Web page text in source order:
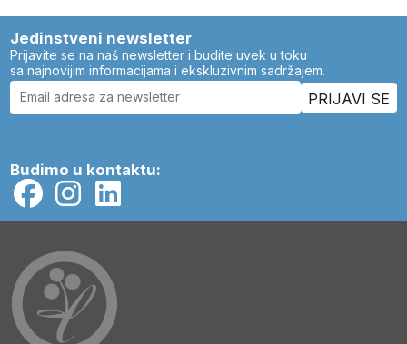
Jedinstveni newsletter
Prijavite se na naš newsletter i budite uvek u toku
sa najnovijim informacijama i ekskluzivnim sadržajem.
Budimo u kontaktu: